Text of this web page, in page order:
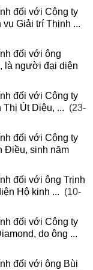
đối với Công ty
Giải trí Thịnh ...
đối với ông
là người đại diện
đối với Công ty
Út Diệu, ... (23-
đối với Công ty
Điều, sinh năm
đối với ông Trịnh
Hộ kinh ... (10-
đối với Công ty
do ông ...
đối với ông Bùi